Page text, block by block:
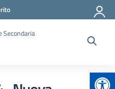
Secondaria